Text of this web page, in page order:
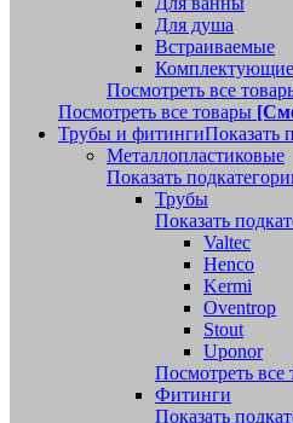
Для душа
Встраиваемые
Комплектующие
Посмотреть все
Посмотреть все товары
Трубы и фитингиПоказать
Металлопластиковые
Показать
Трубы
Показать
Valtec
Henco
Kermi
Oventrop
Stout
Uponor
Посмотреть все
Фитинги
Показать